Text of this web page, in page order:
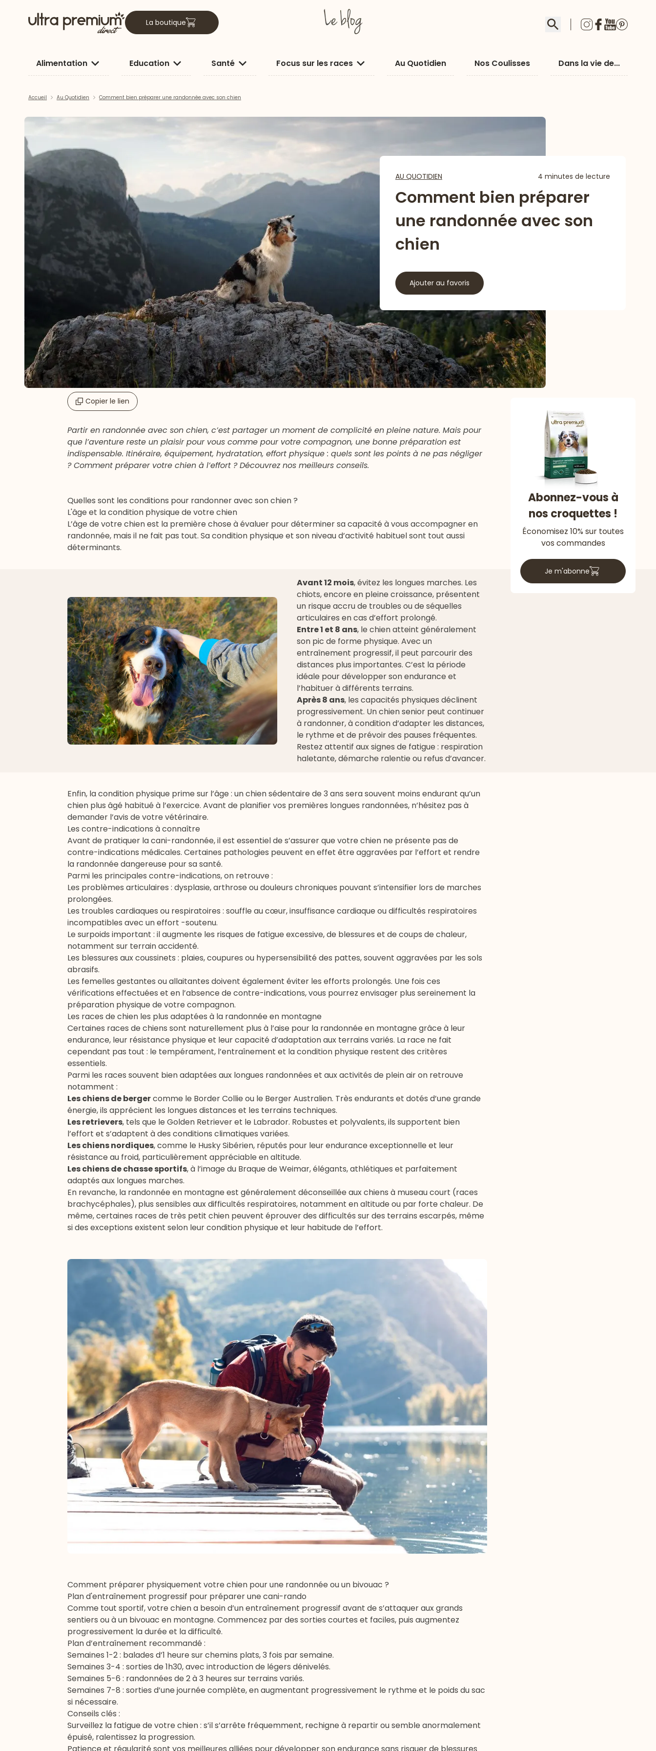
La boutique Rechercher
Alimentation Education Santé Focus sur les races Au Quotidien Nos Coulisses Dans la vie de...
Accueil Au Quotidien Comment bien préparer une randonnée avec son chien
AU QUOTIDIEN 4 minutes de lecture
Comment bien préparer
une randonnée avec son
chien
Ajouter au favoris
Copier le lien
Partir en randonnée avec son chien, c’est partager un moment de complicité en pleine nature. Mais pour
que l’aventure reste un plaisir pour vous comme pour votre compagnon, une bonne préparation est
indispensable. Itinéraire, équipement, hydratation, effort physique : quels sont les points à ne pas négliger
? Comment préparer votre chien à l’effort ? Découvrez nos meilleurs conseils.
Quelles sont les conditions pour randonner avec son chien ?
L'âge et la condition physique de votre chien
L’âge de votre chien est la première chose à évaluer pour déterminer sa capacité à vous accompagner en
randonnée, mais il ne fait pas tout. Sa condition physique et son niveau d’activité habituel sont tout aussi
déterminants.
Avant 12 mois, évitez les longues marches. Les
chiots, encore en pleine croissance, présentent
un risque accru de troubles ou de séquelles
articulaires en cas d’effort prolongé.
Entre 1 et 8 ans, le chien atteint généralement
son pic de forme physique. Avec un
entraînement progressif, il peut parcourir des
distances plus importantes. C’est la période
idéale pour développer son endurance et
l’habituer à différents terrains.
Après 8 ans, les capacités physiques déclinent
progressivement. Un chien senior peut continuer
à randonner, à condition d’adapter les distances,
le rythme et de prévoir des pauses fréquentes.
Restez attentif aux signes de fatigue : respiration
haletante, démarche ralentie ou refus d’avancer.
Enfin, la condition physique prime sur l’âge : un chien sédentaire de 3 ans sera souvent moins endurant qu’un
chien plus âgé habitué à l’exercice. Avant de planifier vos premières longues randonnées, n’hésitez pas à
demander l’avis de votre vétérinaire.
Les contre-indications à connaître
Avant de pratiquer la cani-randonnée, il est essentiel de s’assurer que votre chien ne présente pas de
contre-indications médicales. Certaines pathologies peuvent en effet être aggravées par l’effort et rendre
la randonnée dangereuse pour sa santé.
Parmi les principales contre-indications, on retrouve :
Les problèmes articulaires : dysplasie,arthrose ou douleurs chroniques pouvant s’intensifier lors de marches
prolongées.
Les troubles cardiaques ou respiratoires : souffle au cœur, insuffisance cardiaque ou difficultés respiratoires
incompatibles avec un effort -soutenu.
Le surpoids important : il augmente les risques de fatigue excessive, de blessures et de coups de chaleur,
notamment sur terrain accidenté.
Les blessures aux coussinets : plaies, coupures ou hypersensibilité des pattes, souvent aggravées par les sols
abrasifs.
Les femelles gestantes ou allaitantes doivent également éviter les efforts prolongés. Une fois ces
vérifications effectuées et en l’absence de contre-indications, vous pourrez envisager plus sereinement la
préparation physique de votre compagnon.
Les races de chien les plus adaptées à la randonnée en montagne
Certaines races de chiens sont naturellement plus à l’aise pour la randonnée en montagne grâce à leur
endurance, leur résistance physique et leur capacité d’adaptation aux terrains variés. La race ne fait
cependant pas tout : le tempérament, l’entraînement et la condition physique restent des critères
essentiels.
Parmi les races souvent bien adaptées aux longues randonnées et auxactivités de plein airon retrouve
notamment :
Les chiens de bergercomme le Border Collie ou le Berger Australien. Très endurants et dotés d’une grande
énergie, ils apprécient les longues distances et les terrains techniques.
Les retrievers, tels que le Golden Retrieveret le Labrador. Robustes et polyvalents, ils supportent bien
l’effort et s’adaptent à des conditions climatiques variées.
Les chiens nordiques, comme le Husky Sibérien, réputés pour leur endurance exceptionnelle et leur
résistance au froid, particulièrement appréciable en altitude.
Les chiens de chasse sportifs, à l’image du Braque de Weimar, élégants, athlétiques et parfaitement
adaptés aux longues marches.
En revanche, la randonnée en montagne est généralement déconseillée aux chiens à museau court (races
brachycéphales), plus sensibles aux difficultés respiratoires, notamment en altitude ou par forte chaleur. De
même, certaines races de très petit chien peuvent éprouver des difficultés sur des terrains escarpés, même
si des exceptions existent selon leur condition physique et leur habitude de l’effort.
Comment préparer physiquement votre chien pour une randonnée ou un bivouac ?
Plan d'entraînement progressif pour préparer une cani-rando
Comme tout sportif, votre chien a besoin d’un entraînement progressif avant de s’attaquer aux grands
sentiers ou à un bivouac en montagne. Commencez par des sorties courtes et faciles, puis augmentez
progressivement la durée et la difficulté.
Plan d’entraînement recommandé :
Semaines 1-2 : balades d’1 heure sur chemins plats, 3 fois par semaine.
Semaines 3-4 : sorties de 1h30, avec introduction de légers dénivelés.
Semaines 5-6 : randonnées de 2 à 3 heures sur terrains variés.
Semaines 7-8 : sorties d’une journée complète, en augmentant progressivement le rythme et le poids du sac
si nécessaire.
Conseils clés :
Surveillez la fatigue de votre chien : s’il s’arrête fréquemment, rechigne à repartir ou semble anormalement
épuisé, ralentissez la progression.
Patience et régularité sont vos meilleures alliées pour développer son endurance sans risquer de blessures
Abonnez-vous à
nos croquettes !
Économisez 10% sur toutes
vos commandes
Je m'abonne